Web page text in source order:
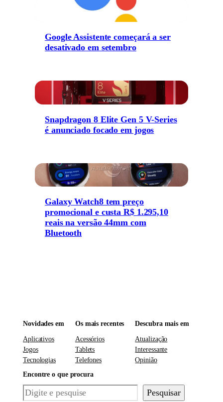
Google Assistente começará a ser
desativado em setembro
Snapdragon 8 Elite Gen 5 V-Series
é anunciado focado em jogos
Galaxy Watch8 tem preço
promocional e custa R$ 1.295,10
reais na versão 44mm com
Bluetooth
Novidades em
Aplicativos
Jogos
Tecnologias
Os mais recentes
Acessórios
Tablets
Telefones
Descubra mais em
Atualização
Interessante
Opinião
Encontre o que procura
Pesquisar Pesquisar